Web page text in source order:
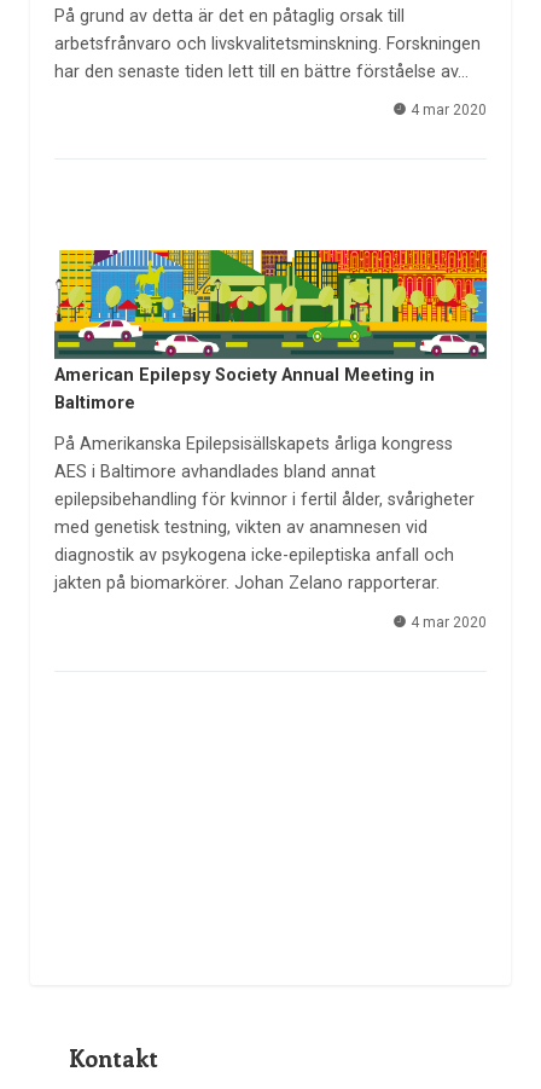
På grund av detta är det en påtaglig orsak till
arbetsfrånvaro och livskvalitetsminskning. Forskningen
har den senaste tiden lett till en bättre förståelse av…
4 mar 2020
American Epilepsy Society Annual Meeting in
Baltimore
På Amerikanska Epilepsisällskapets årliga kongress
AES i Baltimore avhandlades bland annat
epilepsibehandling för kvinnor i fertil ålder, svårigheter
med genetisk testning, vikten av anamnesen vid
diagnostik av psykogena icke-epileptiska anfall och
jakten på biomarkörer. Johan Zelano rapporterar.
4 mar 2020
Kontakt